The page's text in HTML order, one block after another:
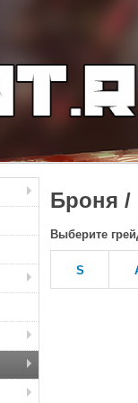
Броня
Выберите
S